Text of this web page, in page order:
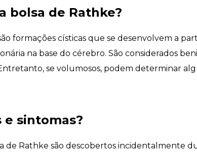
bolsa de Rathke?
formações císticas que se desenvolvem a
na base do cérebro. São considerados
se volumosos, podem determinar
e sintomas?
de Rathke são descobertos incidentalmente